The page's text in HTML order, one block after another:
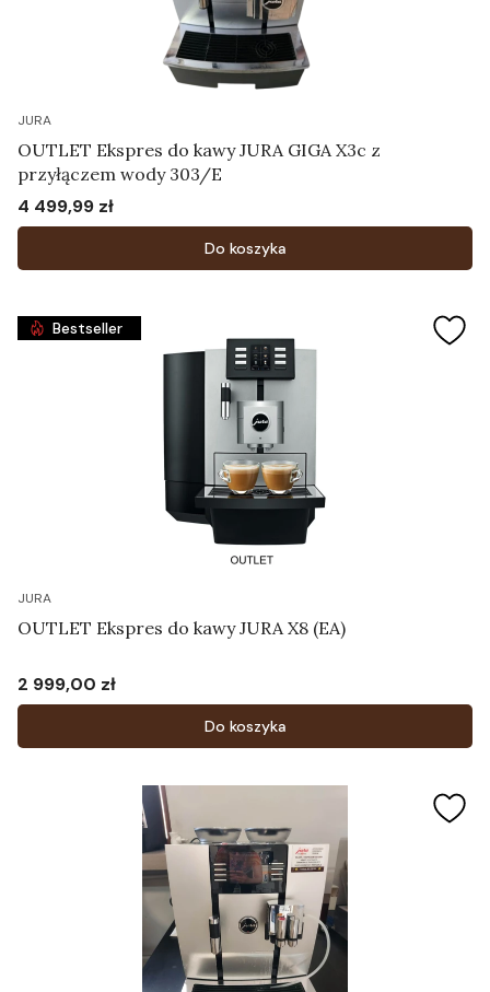
JURA
OUTLET Ekspres do kawy JURA GIGA X3c z
przyłączem wody 303/E
Cena
4 499,99 zł
Do koszyka
Bestseller
JURA
OUTLET Ekspres do kawy JURA X8 (EA)
Cena
2 999,00 zł
Do koszyka